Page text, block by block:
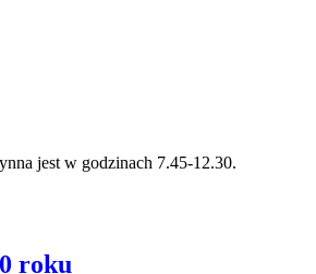
jest w godzinach 7.45-12.30.
roku